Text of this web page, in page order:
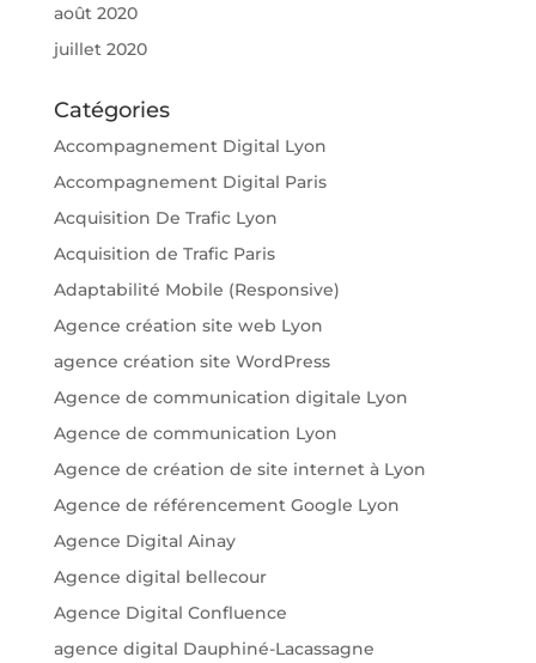
août 2020
juillet 2020
Catégories
Accompagnement Digital Lyon
Accompagnement Digital Paris
Acquisition De Trafic Lyon
Acquisition de Trafic Paris
Adaptabilité Mobile (Responsive)
Agence création site web Lyon
agence création site WordPress
Agence de communication digitale Lyon
Agence de communication Lyon
Agence de création de site internet à Lyon
Agence de référencement Google Lyon
Agence Digital Ainay
Agence digital bellecour
Agence Digital Confluence
agence digital Dauphiné-Lacassagne